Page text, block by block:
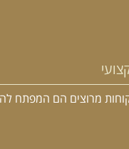
מרוצים הם המפתח